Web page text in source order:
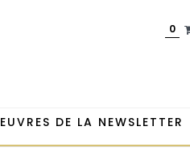
0
DE LA NEWSLETTER